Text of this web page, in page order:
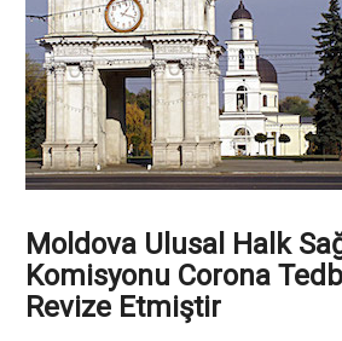
Moldova Ulusal Halk
Komisyonu Corona
Revize Etmiştir